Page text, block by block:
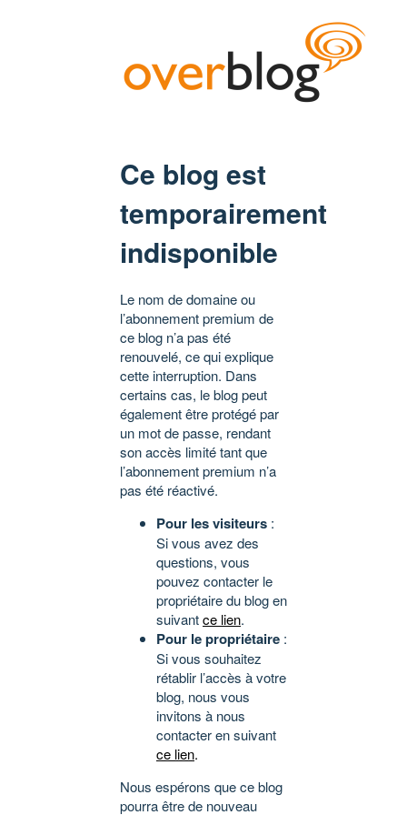
Ce blog est
temporairement
indisponible
Le nom de domaine ou
l’abonnement premium de
ce blog n’a pas été
renouvelé, ce qui explique
cette interruption. Dans
certains cas, le blog peut
également être protégé par
un mot de passe, rendant
son accès limité tant que
l’abonnement premium n’a
pas été réactivé.
Pour les visiteurs :
Si vous avez des
questions, vous
pouvez contacter le
propriétaire du blog en
suivantce lien.
Pour le propriétaire :
Si vous souhaitez
rétablir l’accès à votre
blog, nous vous
invitons à nous
contacter en suivant
ce lien.
Nous espérons que ce blog
pourra être de nouveau